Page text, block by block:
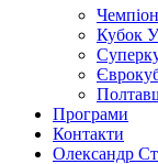
Кубок
Програми
Контакти
Олександр